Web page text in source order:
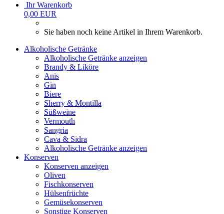
Ihr Warenkorb
0,00 EUR
Sie haben noch keine Artikel in Ihrem Warenkorb.
Alkoholische Getränke
Alkoholische Getränke anzeigen
Brandy & Liköre
Anis
Gin
Biere
Sherry & Montilla
Süßweine
Vermouth
Sangria
Cava & Sidra
Alkoholische Getränke anzeigen
Konserven
Konserven anzeigen
Oliven
Fischkonserven
Hülsenfrüchte
Gemüsekonserven
Sonstige Konserven